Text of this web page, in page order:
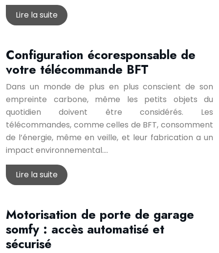
Lire la suite
Configuration écoresponsable de
votre télécommande BFT
Dans un monde de plus en plus conscient de son
empreinte carbone, même les petits objets du
quotidien doivent être considérés. Les
télécommandes, comme celles de BFT, consomment
de l’énergie, même en veille, et leur fabrication a un
impact environnemental….
Lire la suite
Motorisation de porte de garage
somfy : accès automatisé et
sécurisé